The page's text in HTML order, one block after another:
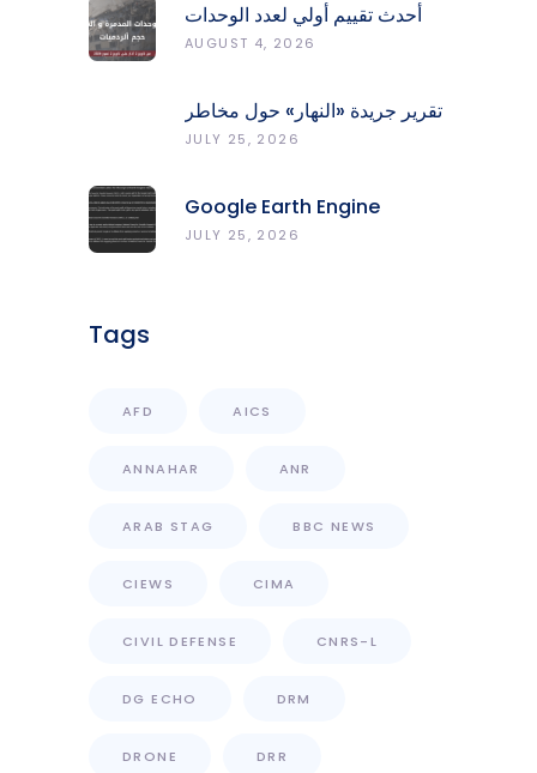
أحدث تقييم أولي لعدد الوحدات
المدمّرة والمتضرّرة وحجم
AUGUST 4, 2026
تقرير جريدة «النهار» حول مخاطر
حرائق الغابات في لبنان وجهود
JULY 25, 2026
Google Earth Engine
Grants CNRS-L Partner Tier
JULY 25, 2026
Tags
AFD AICS
ANNAHAR ANR
ARAB STAG BBC NEWS
CIEWS CIMA
CIVIL DEFENSE CNRS-L
DG ECHO DRM
DRONE DRR